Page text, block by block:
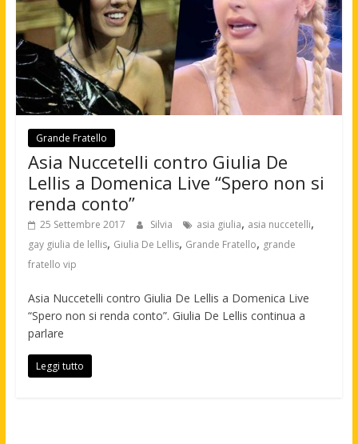
Grande Fratello
Asia Nuccetelli contro Giulia De
Lellis a Domenica Live “Spero non si
renda conto”
25 Settembre 2017 Silvia asia giulia, asia nuccetelli,
gay giulia de lellis, Giulia De Lellis, Grande Fratello, grande
fratello vip
Asia Nuccetelli contro Giulia De Lellis a Domenica Live
“Spero non si renda conto”. Giulia De Lellis continua a
parlare
Leggi tutto